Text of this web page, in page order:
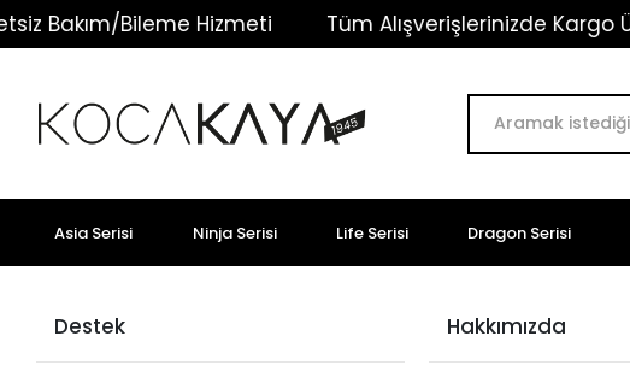
Bakım/Bileme Hizmeti Tüm Alışverişlerinizde Kargo
Asia Serisi Ninja Serisi Life Serisi Dragon Serisi
Destek Hakkımızda